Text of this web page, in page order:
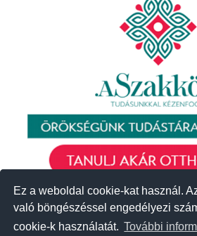
Ez a weboldal cookie-kat használ.
való böngészéssel engedélyezi
cookie-k használatát. További
Ez a weboldal cookie-kat használ.
való böngészéssel engedélyezi
cookie-k használatát. További